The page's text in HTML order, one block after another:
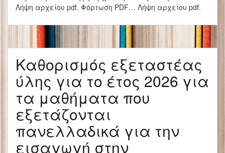
Λήψη αρχείου pdf. Φόρτωση PDF… Λήψη αρχείου pdf.
Καθορισμός εξεταστέας
ύλης για το έτος 2026 για
τα μαθήματα που
εξετάζονται
πανελλαδικά για την
εισαγωγή στην